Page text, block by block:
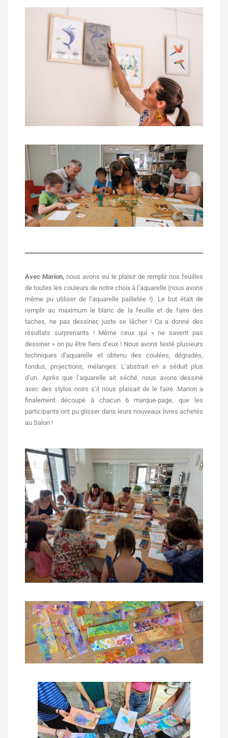
Avec Marion, nous avons eu le plaisir de remplir nos feuilles
de toutes les couleurs de notre choix à l’aquarelle (nous avons
même pu utiliser de l’aquarelle pailletée !). Le but était de
remplir au maximum le blanc de la feuille et de faire des
taches, ne pas dessiner, juste se lâcher ! Ca a donné des
résultats surprenants ! Même ceux qui « ne savent pas
dessiner » on pu être fiers d’eux ! Nous avons testé plusieurs
techniques d’aquarelle et obtenu des coulées, dégradés,
fondus, projections, mélanges. L’abstrait en a séduit plus
d’un. Après que l’aquarelle ait séché, nous avons dessiné
avec des stylos noirs s’il nous plaisait de le faire. Marion a
finalement découpé à chacun 6 marque-page, que les
participants ont pu glisser dans leurs nouveaux livres achetés
au Salon !